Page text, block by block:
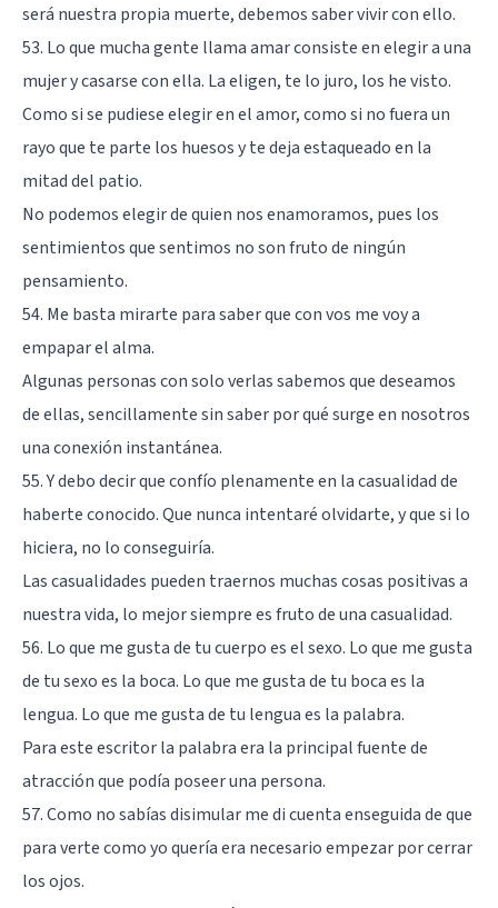
será nuestra propia muerte, debemos saber vivir con ello.
53. Lo que mucha gente llama amar consiste en elegir a una
mujer y casarse con ella. La eligen, te lo juro, los he visto.
Como si se pudiese elegir en el amor, como si no fuera un
rayo que te parte los huesos y te deja estaqueado en la
mitad del patio.
No podemos elegir de quien nos enamoramos, pues los
sentimientos que sentimos no son fruto de ningún
pensamiento.
54. Me basta mirarte para saber que con vos me voy a
empapar el alma.
Algunas personas con solo verlas sabemos que deseamos
de ellas, sencillamente sin saber por qué surge en nosotros
una conexión instantánea.
55. Y debo decir que confío plenamente en la casualidad de
haberte conocido. Que nunca intentaré olvidarte, y que si lo
hiciera, no lo conseguiría.
Las casualidades pueden traernos muchas cosas positivas a
nuestra vida, lo mejor siempre es fruto de una casualidad.
56. Lo que me gusta de tu cuerpo es el sexo. Lo que me gusta
de tu sexo es la boca. Lo que me gusta de tu boca es la
lengua. Lo que me gusta de tu lengua es la palabra.
Para este escritor la palabra era la principal fuente de
atracción que podía poseer una persona.
57. Como no sabías disimular me di cuenta enseguida de que
para verte como yo quería era necesario empezar por cerrar
los ojos.